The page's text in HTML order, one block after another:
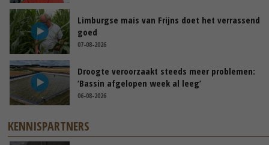
Limburgse mais van Frijns doet het verrassend
goed
07-08-2026
Droogte veroorzaakt steeds meer problemen:
‘Bassin afgelopen week al leeg’
06-08-2026
KENNISPARTNERS